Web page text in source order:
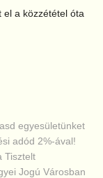
el a közzététel óta
egyesületünket
adód 2%-ával!
Tisztelt
Jogú Városban